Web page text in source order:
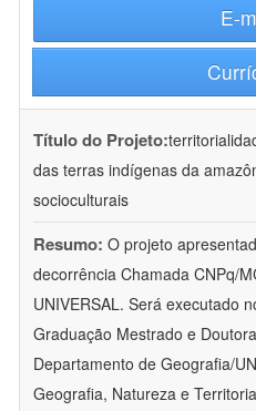
E-
Título do Projeto:
das terras indígenas da
socioculturais
Resumo: O projeto
decorrência Chamada CNPq/
UNIVERSAL. Será executado
Graduação Mestrado e
Departamento de Geografia/
Geografia, Natureza e